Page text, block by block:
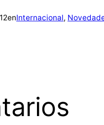
enInternacional,